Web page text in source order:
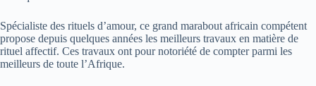
Spécialiste des rituels d’amour, ce grand marabout africain compétent
propose depuis quelques années les meilleurs travaux en matière de
rituel affectif. Ces travaux ont pour notoriété de compter parmi les
meilleurs de toute l’Afrique.